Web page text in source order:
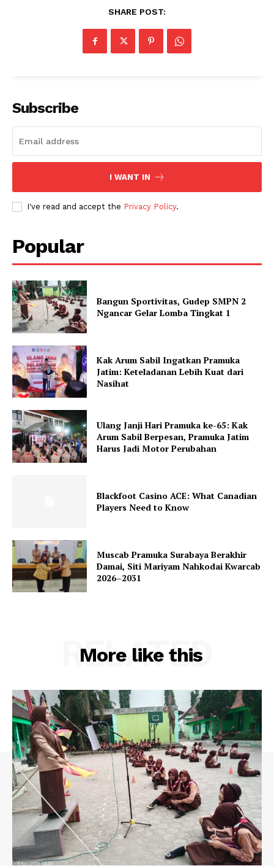
SHARE POST:
Subscribe
I WANT IN
I've read and accept the Privacy Policy.
Popular
Bangun Sportivitas, Gudep SMPN 2
Ngancar Gelar Lomba Tingkat 1
Kak Arum Sabil Ingatkan Pramuka
Jatim: Keteladanan Lebih Kuat dari
Nasihat
Ulang Janji Hari Pramuka ke-65: Kak
Arum Sabil Berpesan, Pramuka Jatim
Harus Jadi Motor Perubahan
Blackfoot Casino ACE: What Canadian
Players Need to Know
Muscab Pramuka Surabaya Berakhir
Damai, Siti Mariyam Nahkodai Kwarcab
2026–2031
More like this
RELATED